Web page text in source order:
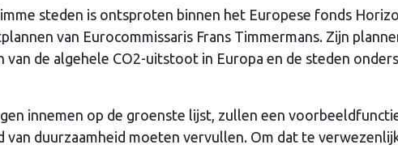
steden is ontsproten binnen het Europese fonds
van Eurocommissaris Frans Timmermans. Zijn
de algehele CO2-uitstoot in Europa en de steden
innemen op de groenste lijst, zullen een
van duurzaamheid moeten vervullen. Om dat te